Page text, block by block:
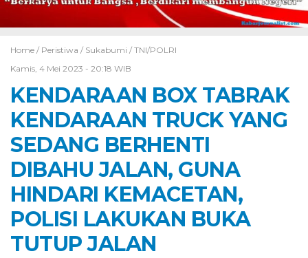
Home / Peristiwa / Sukabumi / TNI/POLRI
Kamis, 4 Mei 2023 - 20:18 WIB
KENDARAAN BOX TABRAK
KENDARAAN TRUCK YANG
SEDANG BERHENTI
DIBAHU JALAN, GUNA
HINDARI KEMACETAN,
POLISI LAKUKAN BUKA
TUTUP JALAN